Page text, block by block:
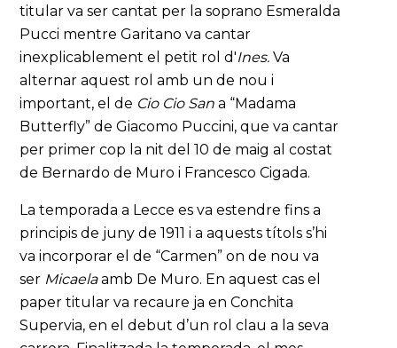
titular va ser cantat per la soprano Esmeralda
Pucci mentre Garitano va cantar
inexplicablement el petit rol d'Ines.Va
alternar aquest rol amb un de nou i
important, el de Cio Cio San a “Madama
Butterfly” de Giacomo Puccini, que va cantar
per primer cop la nit del 10 de maig al costat
de Bernardo de Muro i Francesco Cigada.
La temporada a Lecce es va estendre fins a
principis de juny de 1911 i a aquests títols s’hi
va incorporar el de “Carmen” on de nou va
ser Micaelaamb De Muro. En aquest cas el
paper titular va recaure ja en Conchita
Supervia, en el debut d’un rol clau a la seva